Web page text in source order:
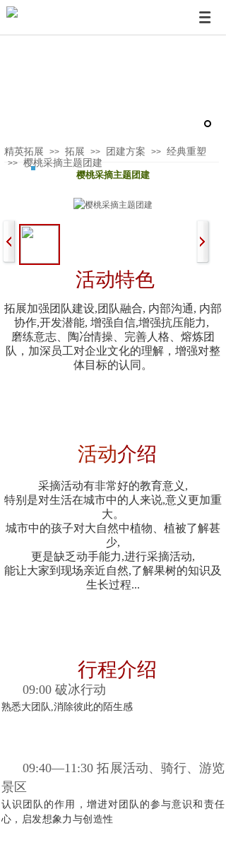
精英拓展 >> 拓展 >> 团建方案 >> 经典重塑
>> 樱桃采摘主题团建
樱桃采摘主题团建
活动特色
拓展加强团队建设,团队融合, 内部沟通, 内部
协作,开发潜能, 增强自信,增强抗压能力,
磨练意志、陶冶情操、完善人格、熔炼团
队，加深员工对企业文化的理解，增强对整
体目标的认同。
活动介绍
采摘活动有非常好的教育意义,
特别是对生活在城市中的人来说,意义更加重
大。
城市中的孩子对大自然中植物、植被了解甚
少,
更是缺乏动手能力,进行采摘活动,
能让大家到现场亲近自然,了解果树的知识及
生长过程...
行程介绍
09:00 破冰行动
熟悉大团队,消除彼此的陌生感
09:40—11:30 拓展活动、骑行、游览
景区
认识团队的作用，增进对团队的参与意识和责任
心，启发想象力与创造性